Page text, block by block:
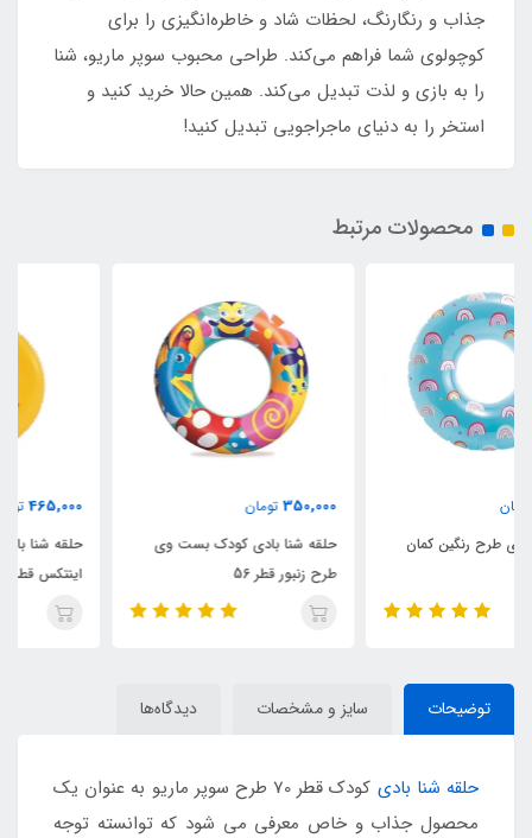
جذاب و رنگارنگ، لحظات شاد و خاطره‌انگیزی را برای
کوچولوی شما فراهم می‌کند. طراحی محبوب سوپر ماریو، شنا
را به بازی و لذت تبدیل می‌کند. همین حالا خرید کنید و
استخر را به دنیای ماجراجویی تبدیل کنید!
محصولات مرتبط
حلقه شنا بادی کودک بست وی
حلقه شنا بادی شفاف نارنجی
اینتکس قطر 76
توضیحات سایز و مشخصات دیدگاه‌ها
حلقه شنا بادی
کودک قطر 70 طرح سوپر ماریو به عنوان یک
محصول جذاب و خاص معرفی می شود که توانسته توجه